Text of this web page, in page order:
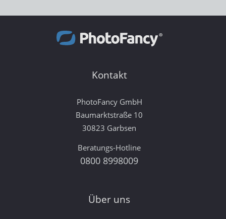
Kontakt
PhotoFancy GmbH
Baumarktstraße 10
30823 Garbsen
Beratungs-Hotline
0800 8998009
Über uns